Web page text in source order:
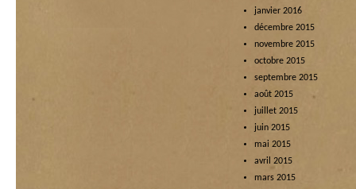
janvier 2016
décembre 2015
novembre 2015
octobre 2015
septembre 2015
août 2015
juillet 2015
juin 2015
mai 2015
avril 2015
mars 2015